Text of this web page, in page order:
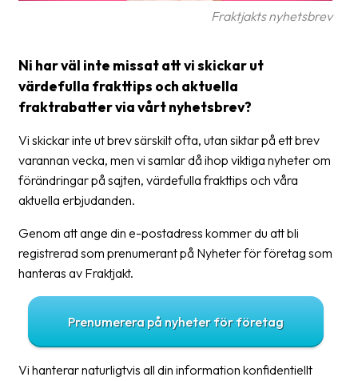
Manualer
Kundtjänst
företaget
Om
Fraktjakt
Pressrum
Fraktjakts nyhetsbrev
Ni har väl inte missat att vi skickar ut
värdefulla frakttips och aktuella
fraktrabatter via vårt nyhetsbrev?
Vi skickar inte ut brev särskilt ofta, utan siktar på ett brev
varannan vecka, men vi samlar då ihop viktiga nyheter om
förändringar på sajten, värdefulla frakttips och våra
aktuella erbjudanden.
Genom att ange din e-postadress kommer du att bli
registrerad som prenumerant på Nyheter för företag som
hanteras av Fraktjakt.
Prenumerera på nyheter för företag
Vi hanterar naturligtvis all din information konfidentiellt